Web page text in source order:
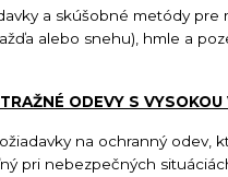
a skúšobné metódy pre
alebo snehu), hmle a
ODEVY S
na ochranný odev,
pri nebezpečných